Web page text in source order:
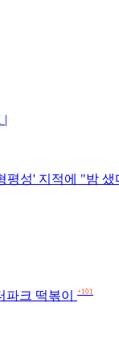
|
평성' 지적에 "밤
파크 떡볶이 +101